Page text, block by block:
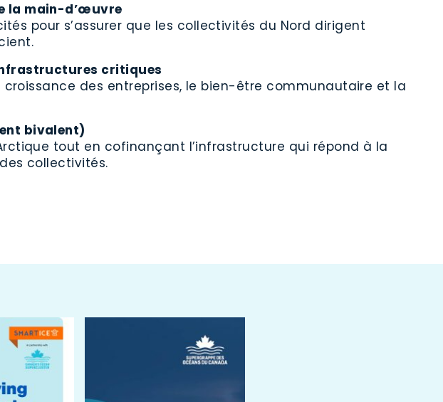
la main-d’œuvre
pour s’assurer que les collectivités du Nord dirigent
critiques
des entreprises, le bien-être communautaire et la
bivalent)
tout en cofinançant l’infrastructure qui répond à la
collectivités.